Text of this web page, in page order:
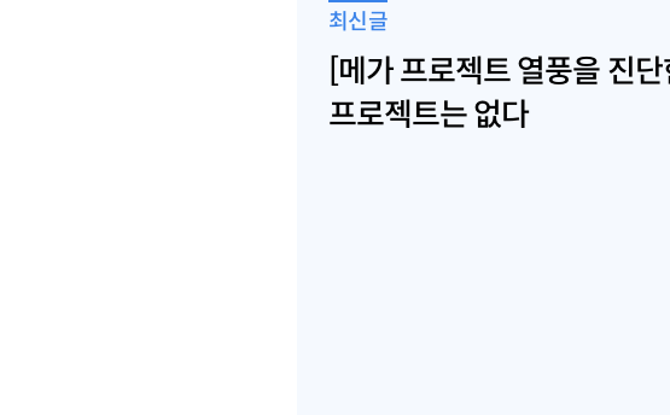
최신글
[메가 프로젝트 열풍을 진
프로젝트는 없다